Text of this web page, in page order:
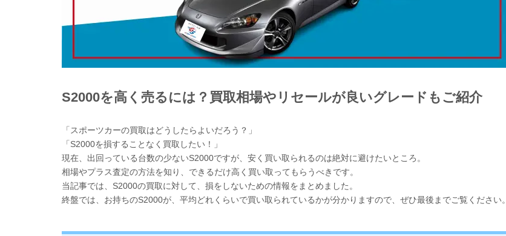
S2000を高く売るには？買取相場やリセールが良いグレードもご紹介
「スポーツカーの買取はどうしたらよいだろう？」
「S2000を損することなく買取したい！」
現在、出回っている台数の少ないS2000ですが、安く買い取られるのは絶対に避けたいところ。
相場やプラス査定の方法を知り、できるだけ高く買い取ってもらうべきです。
当記事では、S2000の買取に対して、損をしないための情報をまとめました。
終盤では、お持ちのS2000が、平均どれくらいで買い取られているかが分かりますので、ぜひ最後までご覧ください。